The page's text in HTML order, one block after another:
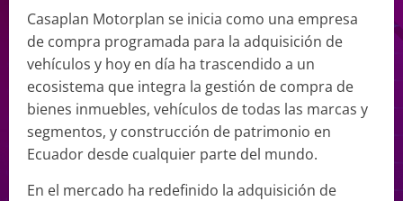
Casaplan Motorplan se inicia como una empresa
de compra programada para la adquisición de
vehículos y hoy en día ha trascendido a un
ecosistema que integra la gestión de compra de
bienes inmuebles, vehículos de todas las marcas y
segmentos, y construcción de patrimonio en
Ecuador desde cualquier parte del mundo.
En el mercado ha redefinido la adquisición de